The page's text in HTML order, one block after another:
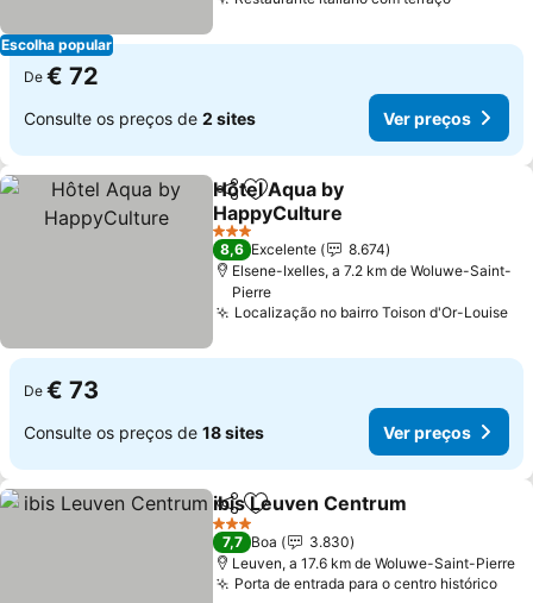
Escolha popular
De € 72
Consulte os preços de 2 sites Ver preços
PartilharAdicionar aos favoritos
Hôtel Aqua by
HappyCulture
3 Estrelas
8,6 Excelente
8.674
Elsene-Ixelles, a 7.2 km de Woluwe-Saint-
Pierre
Localização no bairro Toison d'Or-Louise
De € 73
Consulte os preços de 18 sites Ver preços
PartilharAdicionar aos favoritos
ibis Leuven Centrum
3 Estrelas
7,7 Boa
3.830
Leuven, a 17.6 km de Woluwe-Saint-Pierre
Porta de entrada para o centro histórico